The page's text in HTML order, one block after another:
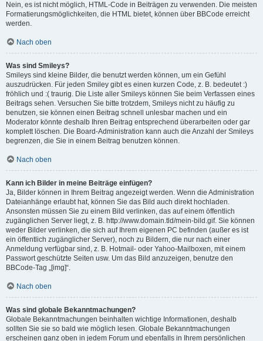
Nein, es ist nicht möglich, HTML-Code in Beiträgen zu verwenden. Die meisten
Formatierungsmöglichkeiten, die HTML bietet, können über BBCode erreicht
werden.
Nach oben
Was sind Smileys?
Smileys sind kleine Bilder, die benutzt werden können, um ein Gefühl
auszudrücken. Für jeden Smiley gibt es einen kurzen Code, z. B. bedeutet :)
fröhlich und :( traurig. Die Liste aller Smileys können Sie beim Verfassen eines
Beitrags sehen. Versuchen Sie bitte trotzdem, Smileys nicht zu häufig zu
benutzen, sie können einen Beitrag schnell unlesbar machen und ein
Moderator könnte deshalb Ihren Beitrag entsprechend überarbeiten oder gar
komplett löschen. Die Board-Administration kann auch die Anzahl der Smileys
begrenzen, die Sie in einem Beitrag benutzen können.
Nach oben
Kann ich Bilder in meine Beiträge einfügen?
Ja, Bilder können in Ihrem Beitrag angezeigt werden. Wenn die Administration
Dateianhänge erlaubt hat, können Sie das Bild auch direkt hochladen.
Ansonsten müssen Sie zu einem Bild verlinken, das auf einem öffentlich
zugänglichen Server liegt, z. B. http://www.domain.tld/mein-bild.gif. Sie können
weder Bilder verlinken, die sich auf Ihrem eigenen PC befinden (außer es ist
ein öffentlich zugänglicher Server), noch zu Bildern, die nur nach einer
Anmeldung verfügbar sind, z. B. Hotmail- oder Yahoo-Mailboxen, mit einem
Passwort geschützte Seiten usw. Um das Bild anzuzeigen, benutze den
BBCode-Tag „[img]“.
Nach oben
Was sind globale Bekanntmachungen?
Globale Bekanntmachungen beinhalten wichtige Informationen, deshalb
sollten Sie sie so bald wie möglich lesen. Globale Bekanntmachungen
erscheinen ganz oben in jedem Forum und ebenfalls in Ihrem persönlichen